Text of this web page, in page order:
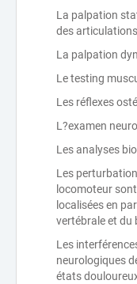
La palpation
des articulations
La palpation
Le testing
Les réflexes
L?examen
Les analyses
Les
locomoteur
localisées en
vertébrale et du
Les
neurologiques
états